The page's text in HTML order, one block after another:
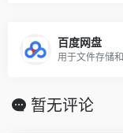
百度网盘
用于文件存储
暂无评论